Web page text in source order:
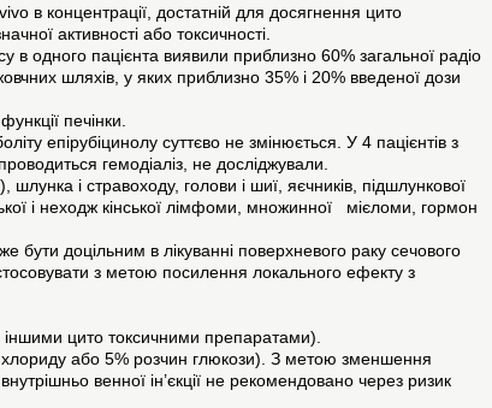
в концентрації, достатній для досягнення цито
активності або токсичності.
в одного пацієнта виявили приблизно 60% загальної радіо
шляхів, у яких приблизно 35% і 20% введеної дози
печінки.
епірубіцинолу суттєво не змінюється. У 4 пацієнтів з
гемодіаліз, не досліджували.
шлунка і стравоходу, голови і шиї, яєчників, підшлункової
і неходж кінської лімфоми, множинної мієломи, гормон
доцільним в лікуванні поверхневого раку сечового
з метою посилення локального ефекту з
іншими цито токсичними препаратами).
хлориду або 5% розчин глюкози). З метою зменшення
венної ін’єкції не рекомендовано через ризик